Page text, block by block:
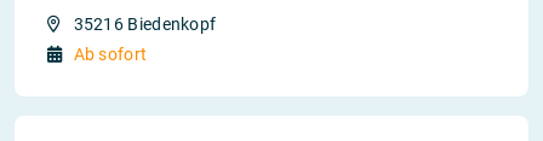
35216 Biedenkopf
Ab sofort